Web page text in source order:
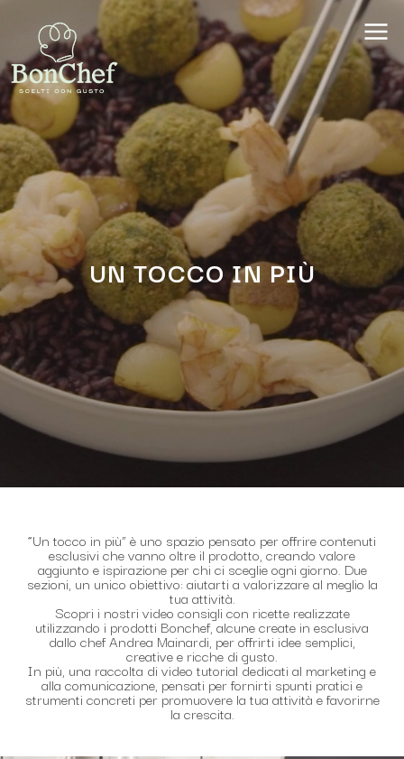
UN TOCCO IN PIÙ
“Un tocco in più” è uno spazio pensato per offrire contenuti
esclusivi che vanno oltre il prodotto, creando valore
aggiunto e ispirazione per chi ci sceglie ogni giorno. Due
sezioni, un unico obiettivo: aiutarti a valorizzare al meglio la
tua attività.
Scopri i nostri video consigli con ricette realizzate
utilizzando i prodotti Bonchef, alcune create in esclusiva
dallo chef Andrea Mainardi, per offrirti idee semplici,
creative e ricche di gusto.
In più, una raccolta di video tutorial dedicati al marketing e
alla comunicazione, pensati per fornirti spunti pratici e
strumenti concreti per promuovere la tua attività e favorirne
la crescita.